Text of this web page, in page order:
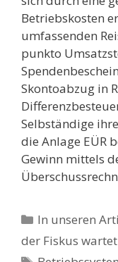
Betriebskosten
umfassenden
punkto
Skontoabzug in
Selbständige
die Anlage EÜR
Gewinn mittels
Kategorien
In unseren
der Fiskus